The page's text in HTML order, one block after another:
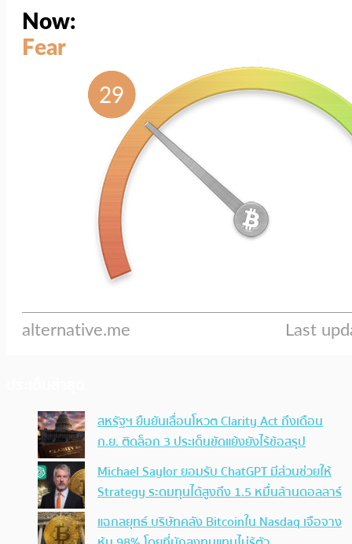
สหรัฐฯ ยืนยันเลื่อนโหวต Clarity Act ถึงเดือน
ก.ย. ติดล็อก 3 ประเด็นขัดแย้งยังไร้ข้อสรุป
Michael Saylor ยอมรับ ChatGPT มีส่วนช่วยให้
Strategy ระดมทุนได้สูงถึง 1.5 หมื่นล้านดอลลาร์
แฉกลยุทธ์ บริษัทคลัง Bitcoinใน Nasdaq เจือจาง